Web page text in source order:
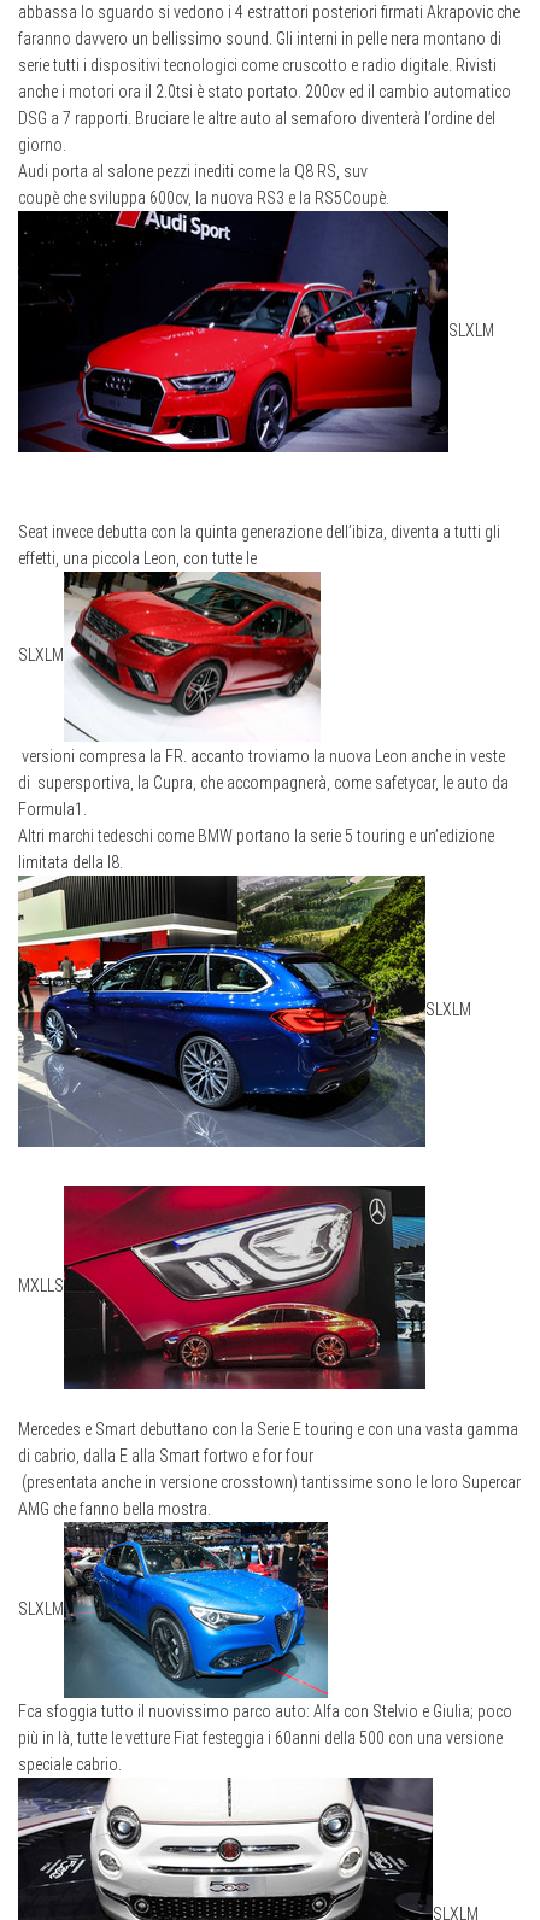
abbassa lo sguardo si vedono i 4 estrattori posteriori firmati Akrapovic che
faranno davvero un bellissimo sound. Gli interni in pelle nera montano di
serie tutti i dispositivi tecnologici come cruscotto e radio digitale. Rivisti
anche i motori ora il 2.0tsi è stato portato. 200cv ed il cambio automatico
DSG a 7 rapporti. Bruciare le altre auto al semaforo diventerà l’ordine del
giorno.
Audi porta al salone pezzi inediti come la Q8 RS, suv
coupè che sviluppa 600cv, la nuova RS3 e la RS5Coupè.
S XL M
Seat invece debutta con la quinta generazione dell’ibiza, diventa a tutti gli
effetti, una piccola Leon, con tutte le
SLXLM
versioni compresa la FR. accanto troviamo la nuova Leon anche in veste
di supersportiva, la Cupra, che accompagnerà, come safetycar, le auto da
Formula1.
Altri marchi tedeschi come BMW portano la serie 5 touring e un’edizione
limitata della I8.
S LXL M
MXL S
Mercedes e Smart debuttano con la Serie E touring e con una vasta gamma
di cabrio, dalla E alla Smart fortwo e for four
(presentata anche in versione crosstown) tantissime sono le loro Supercar
AMG che fanno bella mostra.
S XL M
Fca sfoggia tutto il nuovissimo parco auto: Alfa con Stelvio e Giulia; poco
più in là, tutte le vetture Fiat festeggia i 60anni della 500 con una versione
speciale cabrio.
SLXLM